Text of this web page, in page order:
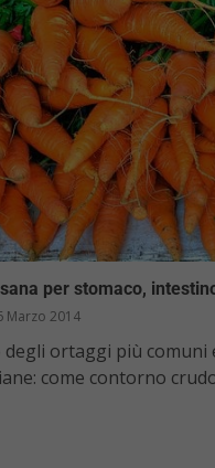
per stomaco,
Marzo 2014
degli ortaggi più comuni
come contorno